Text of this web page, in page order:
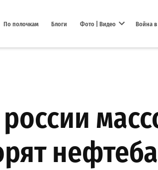
По полочкам Блоги Фото | Видео Война